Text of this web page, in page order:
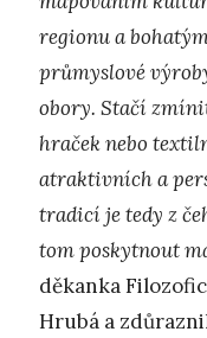
regionu a
průmyslové
obory. Stačí
hraček nebo
atraktivních a
tradicí je tedy z
tom poskytnout
děkanka
Hrubá a